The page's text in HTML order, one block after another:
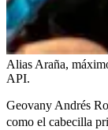
Alias Araña,
API.
Geovany Andrés
como el cabecilla